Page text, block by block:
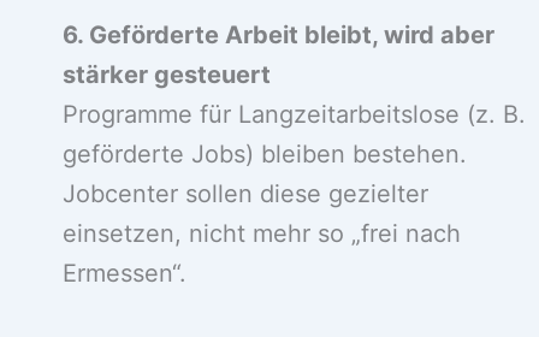
6. Geförderte Arbeit bleibt, wird aber
stärker gesteuert
Programme für Langzeitarbeitslose (z. B.
geförderte Jobs) bleiben bestehen.
Jobcenter sollen diese gezielter
einsetzen, nicht mehr so „frei nach
Ermessen“.